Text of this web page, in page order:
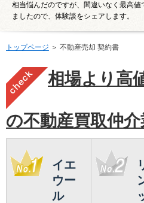
相当悩んだのですが、間違いなく最高
ましたので、体験談をシェアします。
トップページ ＞ 不動産売却 契約書
相場より高
の不動産買取仲
イエ
ウー
ル